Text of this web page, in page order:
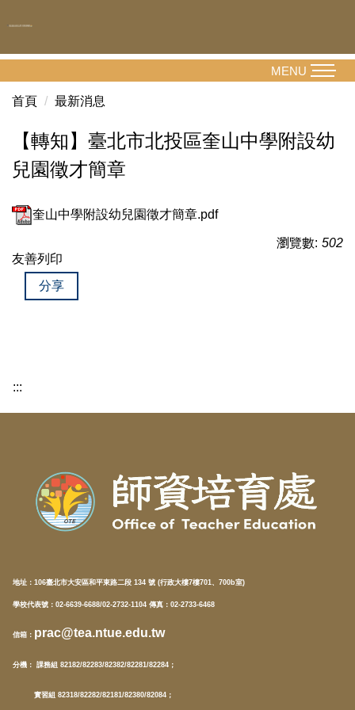
到
容
MENU
首頁 最新消息
【轉知】臺北市北投區奎山中學附設幼
兒園徵才簡章
奎山中學附設幼兒園徵才簡章.pdf
瀏覽數: 502
友善列印
分享
:::
地址： 106臺北市大安區和平東路二段 134 號 (行政大樓7樓701、700b室)
學校代表號：02-6639-6688/02-2732-1104 傳真：02-2733-6468
信箱 ： prac@tea.ntue.edu.tw
分機 ： 課務組 82182/82283/82382/82281/82284；
實習組 82318/82282/82181/82380/82084；